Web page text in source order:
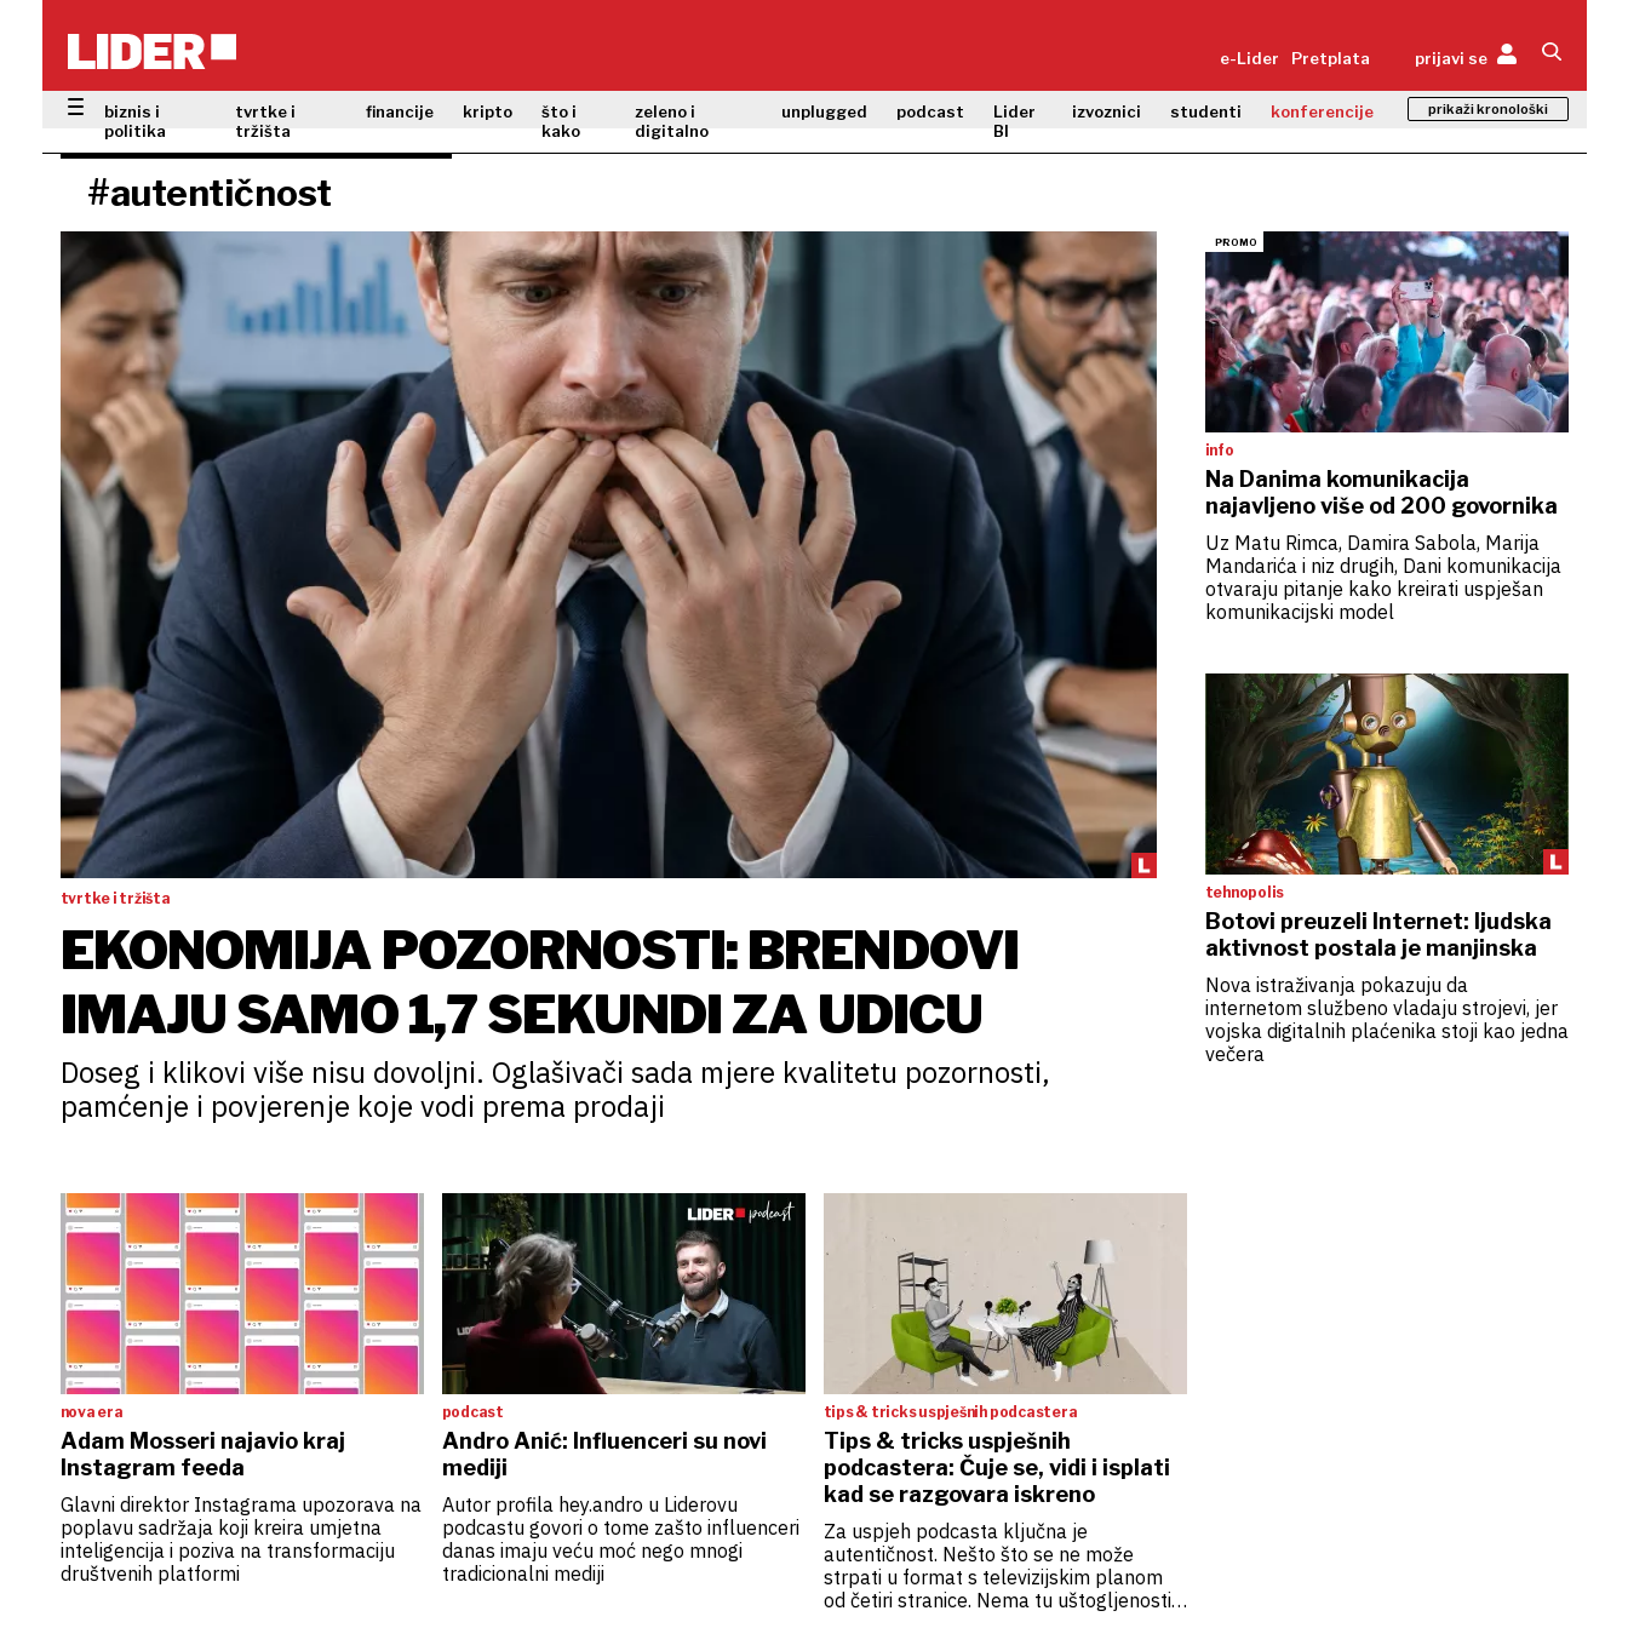
e-Lider Pretplata prijavi se
biznis i
politika
tvrtke i
tržišta
financije kripto
što i
kako
zeleno i
digitalno
unplugged podcast
Lider
BI
izvoznici studenti konferencije prikaži kronološki
#autentičnost
tvrtke i tržišta
EKONOMIJA POZORNOSTI: BRENDOVI
IMAJU SAMO 1,7 SEKUNDI ZA UDICU
Doseg i klikovi više nisu dovoljni. Oglašivači sada mjere kvalitetu pozornosti,
pamćenje i povjerenje koje vodi prema prodaji
info
Na Danima komunikacija
najavljeno više od 200 govornika
Uz Matu Rimca, Damira Sabola, Marija
Mandarića i niz drugih, Dani komunikacija
otvaraju pitanje kako kreirati uspješan
komunikacijski model
tehnopolis
Botovi preuzeli Internet: ljudska
aktivnost postala je manjinska
Nova istraživanja pokazuju da
internetom službeno vladaju strojevi, jer
vojska digitalnih plaćenika stoji kao jedna
večera
nova era
Adam Mosseri najavio kraj
Instagram feeda
Glavni direktor Instagrama upozorava na
poplavu sadržaja koji kreira umjetna
inteligencija i poziva na transformaciju
društvenih platformi
podcast
Andro Anić: Influenceri su novi
mediji
Autor profila hey.andro u Liderovu
podcastu govori o tome zašto influenceri
danas imaju veću moć nego mnogi
tradicionalni mediji
tips & tricks uspješnih podcastera
Tips & tricks uspješnih
podcastera: Čuje se, vidi i isplati
kad se razgovara iskreno
Za uspjeh podcasta ključna je
autentičnost. Nešto što se ne može
strpati u format s televizijskim planom
od četiri stranice. Nema tu uštogljenosti,